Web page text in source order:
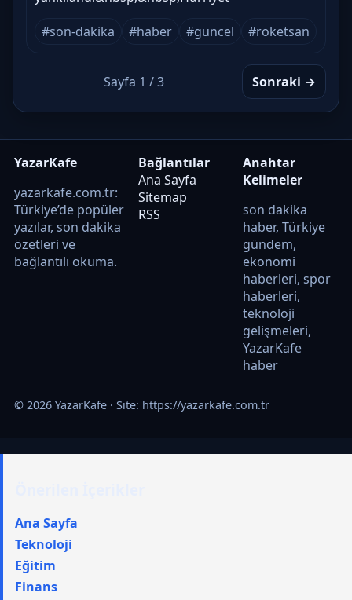
#son-dakika
#haber #guncel #roketsan
Sayfa 1 / 3 Sonraki →
YazarKafe
yazarkafe.com.tr:
Türkiye’de popüler
yazılar, son dakika
özetleri ve
bağlantılı okuma.
Bağlantılar
Ana Sayfa
Sitemap
RSS
Anahtar
Kelimeler
son dakika
haber, Türkiye
gündem,
ekonomi
haberleri, spor
haberleri,
teknoloji
gelişmeleri,
YazarKafe
haber
© 2026 YazarKafe · Site: https://yazarkafe.com.tr
Ana Sayfa
Teknoloji
Eğitim
Finans